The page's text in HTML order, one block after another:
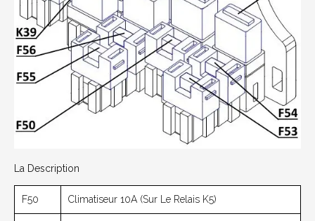
La Description
F50 Climatiseur 10A (sur Le Relais K5)